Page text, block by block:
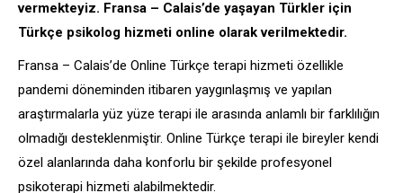
vermekteyiz. Fransa – Calais’de yaşayan Türkler için
Türkçe psikolog hizmeti online olarak verilmektedir.
Fransa – Calais’de Online Türkçe terapi hizmeti özellikle
pandemi döneminden itibaren yaygınlaşmış ve yapılan
araştırmalarla yüz yüze terapi ile arasında anlamlı bir farklılığın
olmadığı desteklenmiştir. Online Türkçe terapi ile bireyler kendi
özel alanlarında daha konforlu bir şekilde profesyonel
psikoterapi hizmeti alabilmektedir.